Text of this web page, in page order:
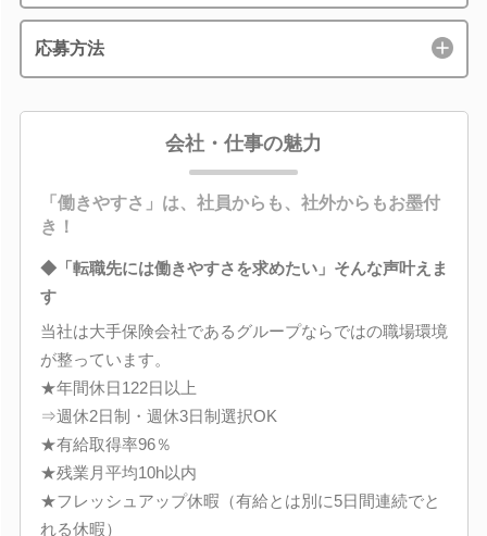
応募方法
会社・仕事の魅力
「働きやすさ」は、社員からも、社外からもお墨付
き！
◆「転職先には働きやすさを求めたい」そんな声叶えま
す
当社は大手保険会社であるグループならではの職場環境
が整っています。
★年間休日122日以上
⇒週休2日制・週休3日制選択OK
★有給取得率96％
★残業月平均10h以内
★フレッシュアップ休暇（有給とは別に5日間連続でと
れる休暇）